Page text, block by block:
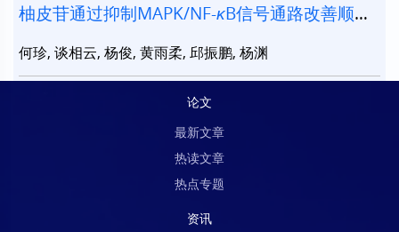
柚皮苷通过抑制MAPK/NF-κB信号通路改善顺铂
何珍, 谈相云, 杨俊, 黄雨柔, 邱振鹏, 杨渊
论文
最新文章
热读文章
热点专题
资讯